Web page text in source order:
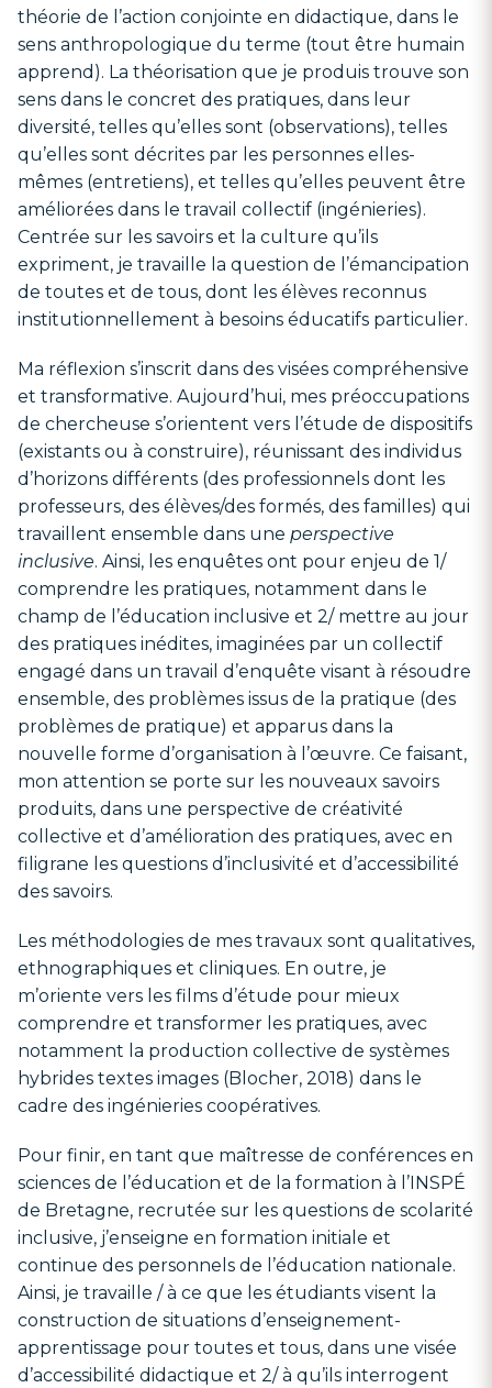
théorie de l’action conjointe en didactique, dans le
sens anthropologique du terme (tout être humain
apprend). La théorisation que je produis trouve son
sens dans le concret des pratiques, dans leur
diversité, telles qu’elles sont (observations), telles
qu’elles sont décrites par les personnes elles-
mêmes (entretiens), et telles qu’elles peuvent être
améliorées dans le travail collectif (ingénieries).
Centrée sur les savoirs et la culture qu’ils
expriment, je travaille la question de l’émancipation
de toutes et de tous, dont les élèves reconnus
institutionnellement à besoins éducatifs particulier.
Ma réflexion s’inscrit dans des visées compréhensive
et transformative. Aujourd’hui, mes préoccupations
de chercheuse s’orientent vers l’étude de dispositifs
(existants ou à construire), réunissant des individus
d’horizons différents (des professionnels dont les
professeurs, des élèves/des formés, des familles) qui
travaillent ensemble dans une perspective
inclusive. Ainsi, les enquêtes ont pour enjeu de 1/
comprendre les pratiques, notamment dans le
champ de l’éducation inclusive et 2/ mettre au jour
des pratiques inédites, imaginées par un collectif
engagé dans un travail d’enquête visant à résoudre
ensemble, des problèmes issus de la pratique (des
problèmes de pratique) et apparus dans la
nouvelle forme d’organisation à l’œuvre. Ce faisant,
mon attention se porte sur les nouveaux savoirs
produits, dans une perspective de créativité
collective et d’amélioration des pratiques, avec en
filigrane les questions d’inclusivité et d’accessibilité
des savoirs.
Les méthodologies de mes travaux sont qualitatives,
ethnographiques et cliniques. En outre, je
m’oriente vers les films d’étude pour mieux
comprendre et transformer les pratiques, avec
notamment la production collective de systèmes
hybrides textes images (Blocher, 2018) dans le
cadre des ingénieries coopératives.
Pour finir, en tant que maîtresse de conférences en
sciences de l’éducation et de la formation à l’INSPÉ
de Bretagne, recrutée sur les questions de scolarité
inclusive, j’enseigne en formation initiale et
continue des personnels de l’éducation nationale.
Ainsi, je travaille / à ce que les étudiants visent la
construction de situations d’enseignement-
apprentissage pour toutes et tous, dans une visée
d’accessibilité didactique et 2/ à qu’ils interrogent